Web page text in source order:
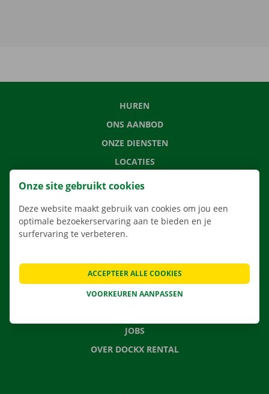
HUREN
ONS AANBOD
ONZE DIENSTEN
LOCATIES
APP
VEELGESTELDE VRAGEN
NIEUWS
JOBS
OVER DOCKX RENTAL
Onze site gebruikt cookies
Deze website maakt gebruik van cookies om jou een
optimale bezoekerservaring aan te bieden en je
surfervaring te verbeteren.
VOORKEUREN AANPASSEN
ACCEPTEER ALLE COOKIES